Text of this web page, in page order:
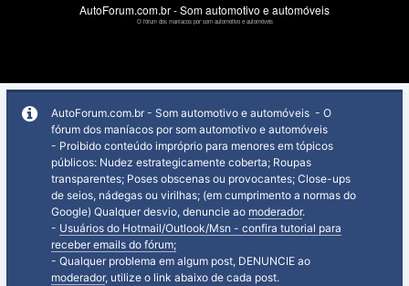
AutoForum.com.br - Som automotivo e automóveis
O fórum dos maníacos por som automotivo e automóveis
AutoForum.com.br - Som automotivo e automóveis - O
fórum dos maníacos por som automotivo e automóveis
- Proibido conteúdo impróprio para menores em tópicos
públicos: Nudez estrategicamente coberta; Roupas
transparentes; Poses obscenas ou provocantes; Close-ups
de seios, nádegas ou virilhas; (em cumprimento a normas do
Google) Qualquer desvio, denuncie ao moderador.
- Usuários do Hotmail/Outlook/Msn - confira tutorial para
receber emails do fórum;
- Qualquer problema em algum post, DENUNCIE ao
moderador, utilize o link abaixo de cada post.